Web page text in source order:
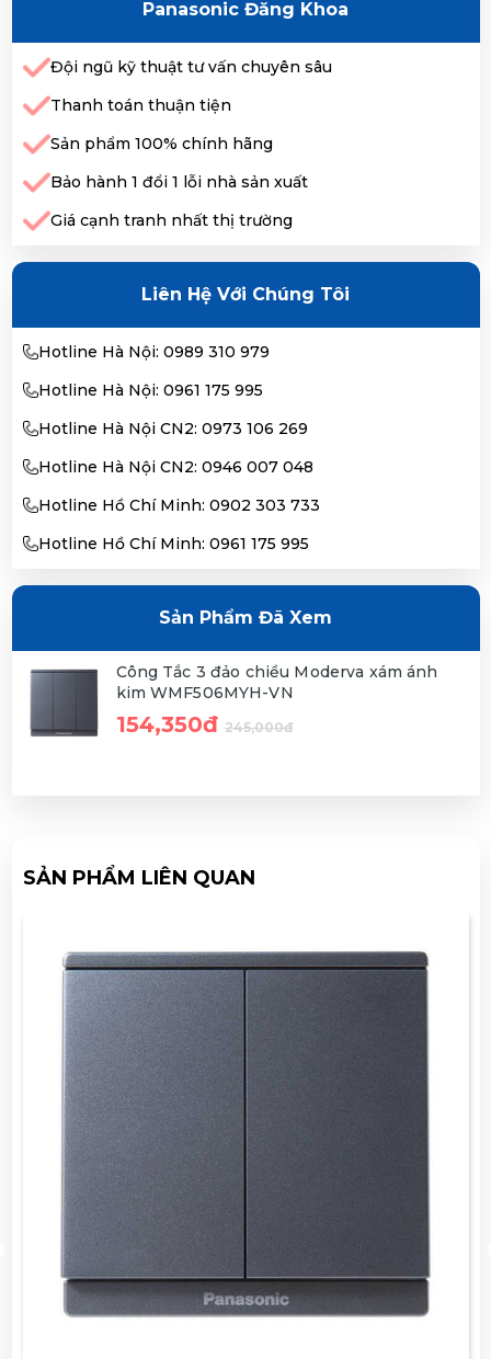
Panasonic Đăng Khoa
Đội ngũ kỹ thuật tư vấn chuyên sâu
Thanh toán thuận tiện
Sản phẩm 100% chính hãng
Bảo hành 1 đổi 1 lỗi nhà sản xuất
Giá cạnh tranh nhất thị trường
Liên Hệ Với Chúng Tôi
Hotline Hà Nội: 0989 310 979
Hotline Hà Nội: 0961 175 995
Hotline Hà Nội CN2: 0973 106 269
Hotline Hà Nội CN2: 0946 007 048
Hotline Hồ Chí Minh: 0902 303 733
Hotline Hồ Chí Minh: 0961 175 995
Sản Phẩm Đã Xem
Công Tắc 3 đảo chiều Moderva xám ánh
kim WMF506MYH-VN
154,350đ 245,000đ
SẢN PHẨM LIÊN QUAN